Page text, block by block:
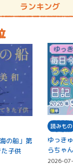
ランキング
の船」第
た子供
読みもの
ゆっき
らちゃ
☆202…
2026-